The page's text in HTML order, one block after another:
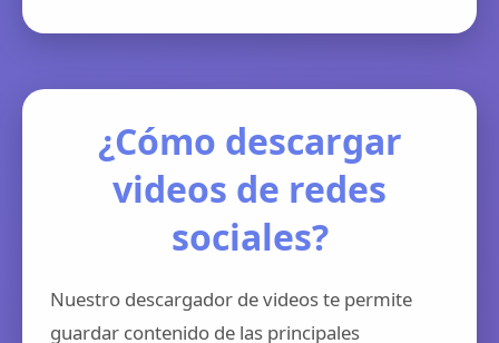
¿Cómo descargar
videos de redes
sociales?
Nuestro descargador de videos te permite
guardar contenido de las principales